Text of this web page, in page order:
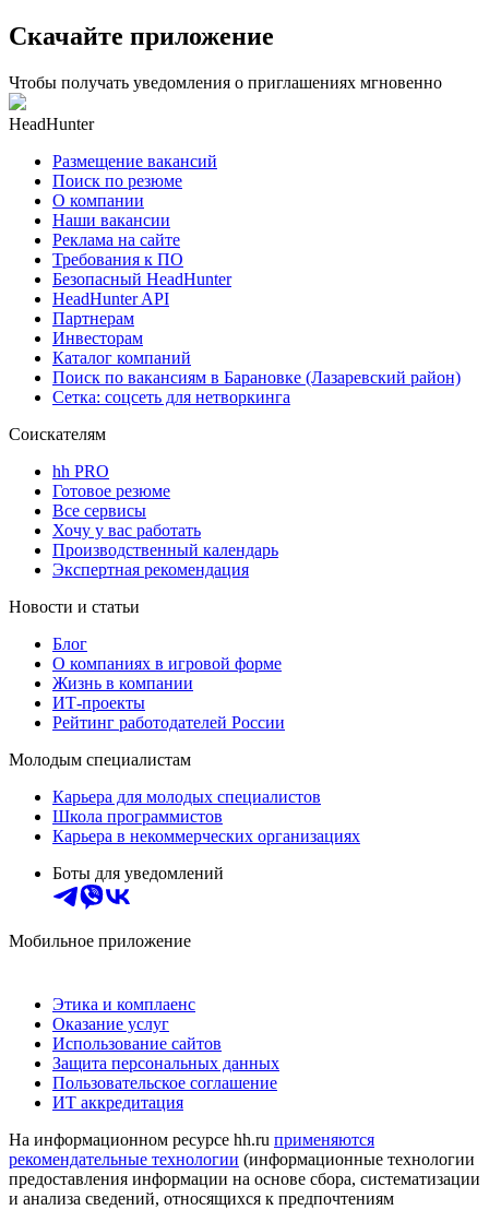
Скачайте приложение
Чтобы получать уведомления о приглашениях мгновенно
HeadHunter
Размещение вакансий
Поиск по резюме
О компании
Наши вакансии
Реклама на сайте
Требования к ПО
Безопасный HeadHunter
HeadHunter API
Партнерам
Инвесторам
Каталог компаний
Поиск по вакансиям в Барановке (Лазаревский район)
Сетка: соцсеть для нетворкинга
Соискателям
hh PRO
Готовое резюме
Все сервисы
Хочу у вас работать
Производственный календарь
Экспертная рекомендация
Новости и статьи
Блог
О компаниях в игровой форме
Жизнь в компании
ИТ-проекты
Рейтинг работодателей России
Молодым специалистам
Карьера для молодых специалистов
Школа программистов
Карьера в некоммерческих организациях
Боты для уведомлений
Мобильное приложение
Этика и комплаенс
Оказание услуг
Использование сайтов
Защита персональных данных
Пользовательское соглашение
ИТ аккредитация
На информационном ресурсе hh.ru применяются
рекомендательные технологии (информационные технологии
предоставления информации на основе сбора, систематизации
и анализа сведений, относящихся к предпочтениям